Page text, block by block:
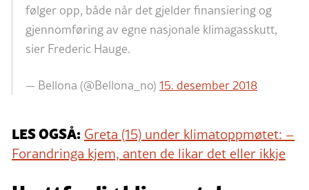
følger opp, både når det gjelder finansiering og
gjennomføring av egne nasjonale klimagasskutt,
sier Frederic Hauge.
— Bellona (@Bellona_no) 15. desember 2018
LES OGSÅ: Greta (15) under klimatoppmøtet: –
Forandringa kjem, anten de likar det eller ikkje